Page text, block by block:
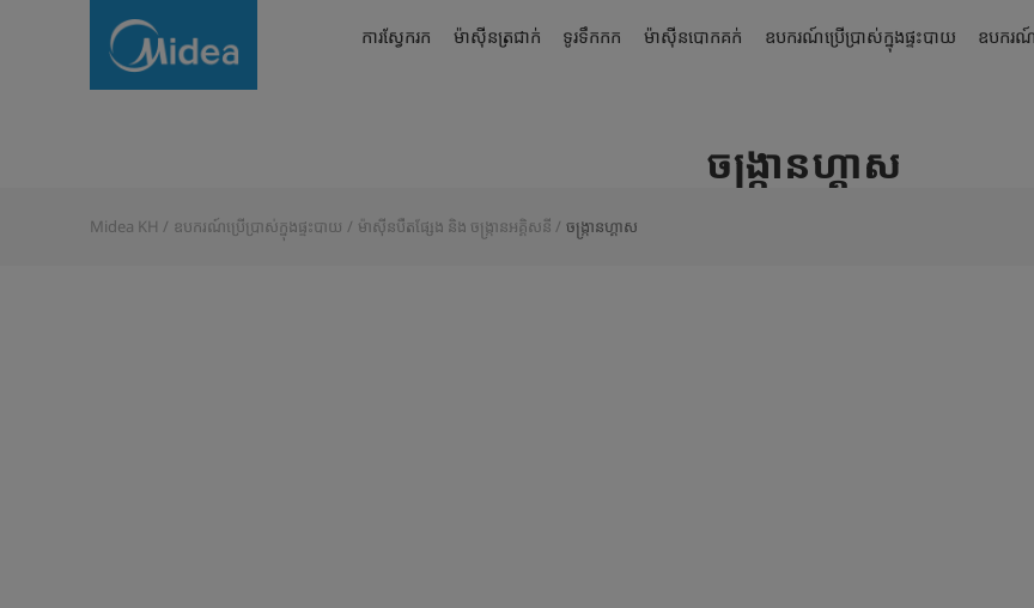
ចង្រ្កានហ្គាស ការស្វែករក ម៉ាស៊ីនត្រជាក់ ទូរទឹកកក ម៉ាស៊ីនបោកគក់ ឧបករណ៍ប្រើប្រាស់ក្នុងផ្ទះបាយ ឧបករណ៍
ចង្រ្កានហ្គាស
Midea KH ឧបករណ៍ប្រើប្រាស់ក្នុងផ្ទះបាយ ម៉ាស៊ីនបឺតផ្សែង និង ចង្ក្រានអគ្គិសនី ចង្រ្កានហ្គាស